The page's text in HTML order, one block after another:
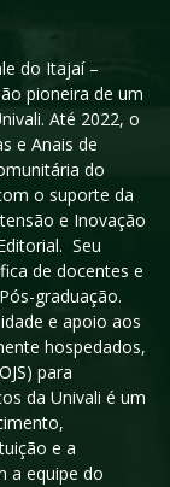
do Itajaí –
pioneira de um
Até 2022, o
e Anais de
do
o suporte da
e Inovação
Seu
de docentes e
graduação.
e apoio aos
hospedados,
para
da Univali é um
e a
a equipe do